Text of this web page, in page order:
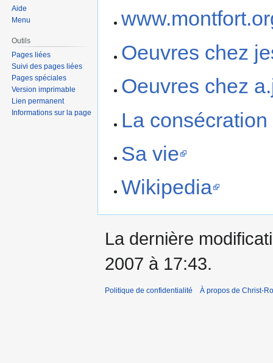
Oeuvres chez
Oeuvres chez
La
Sa vie
Wikipedia
Aide
Menu
Outils
Pages liées
Suivi des pages liées
Pages spéciales
Version imprimable
Lien permanent
Informations sur la page
La dernière
2007 à 17:43.
Politique de confidentialité À propos de Christ-